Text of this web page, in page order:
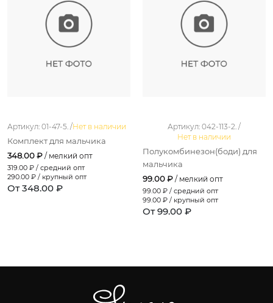
Артикул: 01-47-5. /Нет в наличии
Комплект для мальчика
348.00 ₽ / мелкий опт
319.00 ₽ / средний опт
290.00 ₽ / крупный опт
От 348.00 ₽
Артикул: 042-113-2. /
Нет в наличии
Полукомбинезон(боди) для
мальчика
99.00 ₽ / мелкий опт
99.00 ₽ / средний опт
99.00 ₽ / крупный опт
От 99.00 ₽